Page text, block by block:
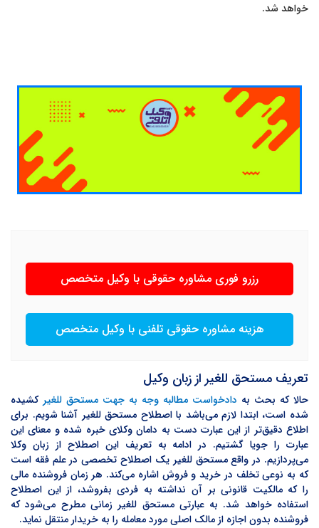
خواهد شد.
رزرو فوری مشاوره حقوقی با وکیل متخصص
هزینه مشاوره حقوقی تلفنی با وکیل متخصص
تعریف مستحق للغیر از زبان وکیل
حالا که بحث به دادخواست مطالبه وجه به جهت مستحق للغیر کشیده
شده است، ابتدا لازم می‌باشد با اصطلاح مستحق للغیر آشنا شویم. برای
اطلاع دقیق‌تر از این عبارت دست به دامان وکلای خبره شده و معنای این
عبارت را جویا گشتیم. در ادامه به تعریف این اصطلاح از زبان وکلا
می‌پردازیم. در واقع مستحق للغیر یک اصطلاح تخصصی در علم فقه است
که به نوعی تخلف در خرید و فروش اشاره می‌کند. هر زمان فروشنده مالی
را که مالکیت قانونی بر آن نداشته به فردی بفروشد، از این اصطلاح
استفاده خواهد شد. به عبارتی مستحق للغیر زمانی مطرح می‌شود که
فروشنده بدون اجازه از مالک اصلی مورد معامله را به خریدار منتقل نماید.